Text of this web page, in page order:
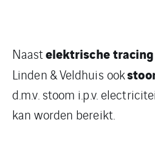
Naastelektrische tracing
Linden & Veldhuis ook
d.m.v. stoom i.p.v.
kan worden bereikt.